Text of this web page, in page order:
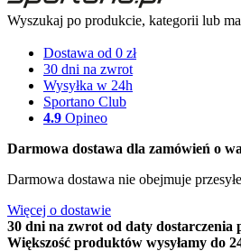
Wyszukaj po produkcie, kategorii lub
Dostawa od 0 zł
30 dni na zwrot
Wysyłka w 24h
Sportano Club
4.9 Opineo
Darmowa dostawa dla zamówień o
Darmowa dostawa nie obejmuje
Więcej o dostawie
30 dni na zwrot od daty dostarczenia
Większość produktów wysyłamy do